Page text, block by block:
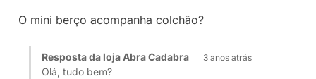
O mini berço acompanha colchão?
Resposta da loja Abra Cadabra 3 anos atrás
Olá, tudo bem?